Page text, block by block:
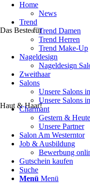
Das Beste für
Haut & Haar!
Home
News
Trend
Trend Damen
Trend Herren
Trend Make-Up
Nageldesign
Nageldesign
Zweithaar
Salons
Unsere Salons
Unsere Salons
Charmant
Gestern & Heute
Unsere Partner
Salon Am Westerntor
Job & Ausbildung
Bewerbung
Gutschein kaufen
Suche
Menü Menü